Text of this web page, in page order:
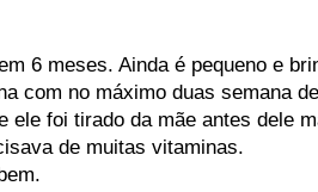
6 meses. Ainda é pequeno e
com no máximo duas semana
ele foi tirado da mãe antes dele
de muitas vitaminas.